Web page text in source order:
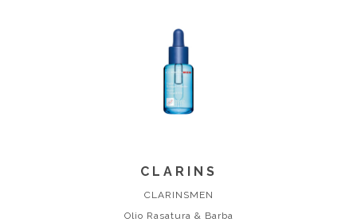
CLARINS
CLARINSMEN
Olio Rasatura & Barba